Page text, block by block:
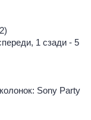
1 сзади - 5
Sony Party